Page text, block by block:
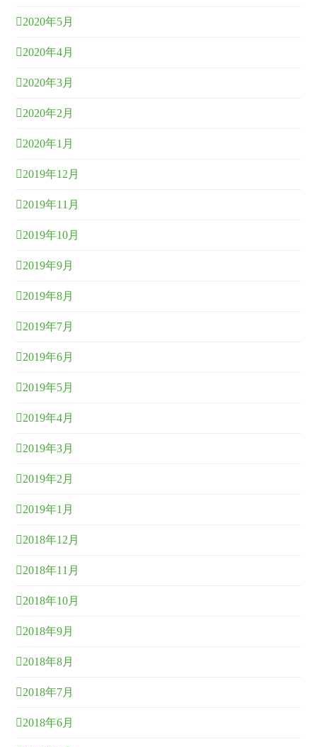
2020年5月
2020年4月
2020年3月
2020年2月
2020年1月
2019年12月
2019年11月
2019年10月
2019年9月
2019年8月
2019年7月
2019年6月
2019年5月
2019年4月
2019年3月
2019年2月
2019年1月
2018年12月
2018年11月
2018年10月
2018年9月
2018年8月
2018年7月
2018年6月